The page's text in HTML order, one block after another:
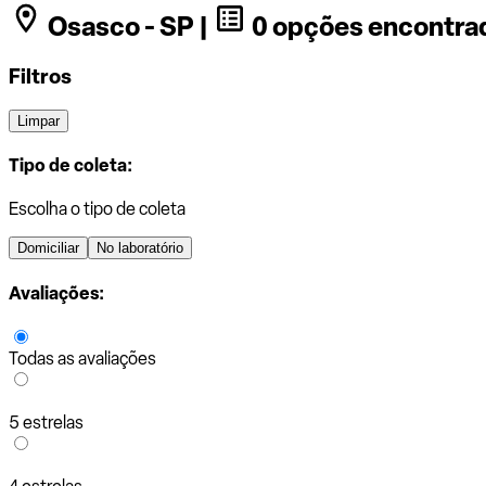
Osasco - SP | 0 opções
Filtros
Limpar
Tipo de coleta:
Escolha o tipo de coleta
Domiciliar No laboratório
Avaliações:
Todas as avaliações
5 estrelas